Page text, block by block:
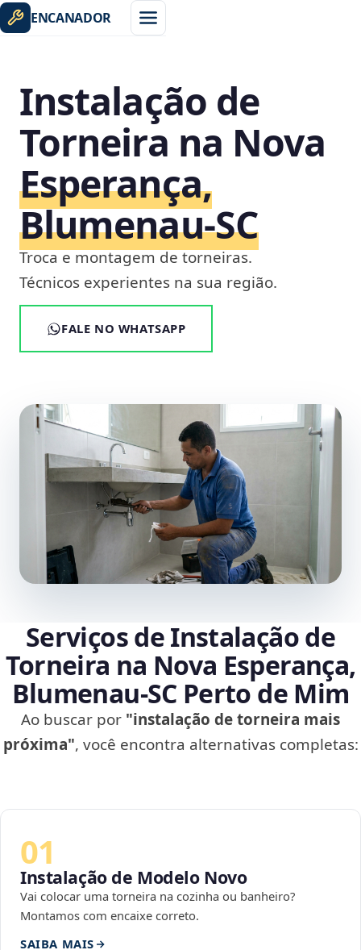
ENCANADOR
Instalação de
Torneira na Nova
Esperança,
Blumenau‑SC
Troca e montagem de torneiras.
Técnicos experientes na sua região.
FALE NO WHATSAPP
Serviços de Instalação de
Torneira na Nova Esperança,
Blumenau‑SC Perto de Mim
Ao buscar por "instalação de torneira mais
próxima", você encontra alternativas completas:
01
Instalação de Modelo Novo
Vai colocar uma torneira na cozinha ou banheiro?
Montamos com encaixe correto.
SAIBA MAIS